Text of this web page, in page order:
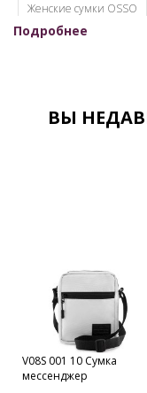
Женские сумки OSSO
Женские сумки недорого
Кировские сумки
Сумки от производителя
Оптовая продажа сумок
Мужские сумки
Подробнее
ВЫ
V08S 001 10 Сумка
мессенджер